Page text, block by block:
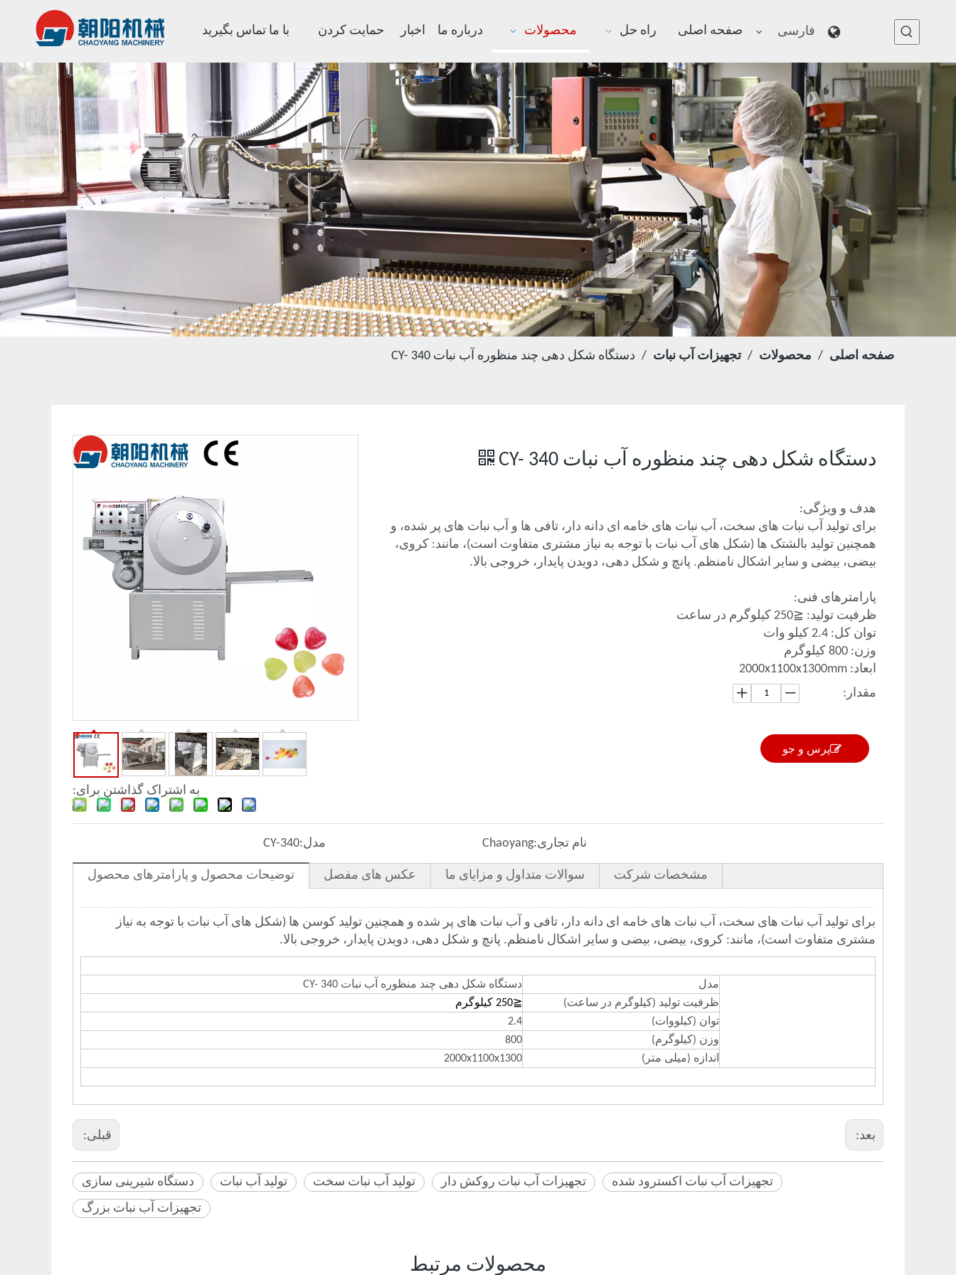
صفحه اصلی راه حل محصولات درباره ما اخبار حمایت کردن با ما تماس بگیرید فارسی
صفحه اصلی / محصولات / تجهیزات آب نبات / دستگاه شکل دهی چند منظوره آب نبات CY- 340
به اشتراک گذاشتن برای:
دستگاه شکل دهی چند منظوره آب نبات CY- 340
هدف و ویژگی:
برای تولید آب نبات های سخت، آب نبات های خامه ای دانه دار، تافی ها و آب نبات های پر شده، و
همچنین تولید بالشتک ها (شکل های آب نبات با توجه به نیاز مشتری متفاوت است)، مانند: کروی،
بیضی، بیضی و سایر اشکال نامنظم. پانچ و شکل دهی، دویدن پایدار، خروجی بالا.
پارامترهای فنی:
ظرفیت تولید: ≦250 کیلوگرم در ساعت
توان کل: 2.4 کیلو وات
وزن: 800 کیلوگرم
ابعاد: 2000x1100x1300mm
مقدار:
پرس و جو
مدل:CY-340 نام تجاری:Chaoyang
توضیحات محصول و پارامترهای محصول عکس های مفصل سوالات متداول و مزایای ما مشخصات شرکت
برای تولید آب نبات های سخت، آب نبات های خامه ای دانه دار، تافی و آب نبات های پر شده و همچنین تولید کوسن ها (شکل های آب نبات با توجه به نیاز
مشتری متفاوت است)، مانند: کروی، بیضی، بیضی و سایر اشکال نامنظم. پانچ و شکل دهی، دویدن پایدار، خروجی بالا.
مدل
دستگاه شکل دهی چند منظوره آب نبات CY- 340
ظرفیت تولید (کیلوگرم در ساعت)
≦250 کیلوگرم
توان (کیلووات)
2.4
وزن (کیلوگرم)
800
اندازه (میلی متر)
2000x1100x1300
قبلی: بعد:
دستگاه شیرینی سازی تولید آب نبات تولید آب نبات سخت تجهیزات آب نبات روکش دار
تجهیزات آب نبات اکسترود شده
تجهیزات آب نبات بزرگ
محصولات مرتبط